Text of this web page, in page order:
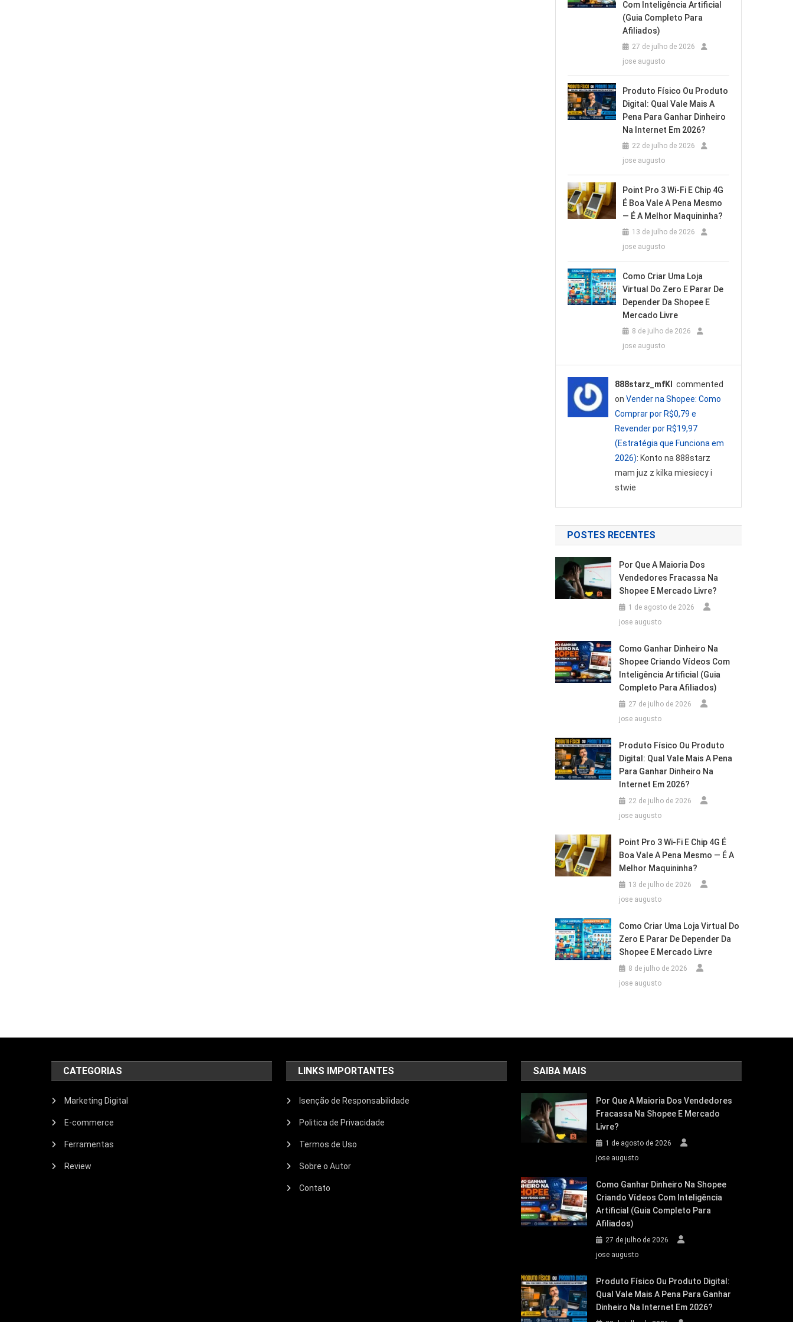
Com Inteligência Artificial
(Guia Completo Para
Afiliados)
27 de julho de 2026
jose augusto
Produto Físico Ou Produto
Digital: Qual Vale Mais A
Pena Para Ganhar Dinheiro
Na Internet Em 2026?
22 de julho de 2026
jose augusto
Point Pro 3 Wi‑Fi E Chip 4G
É Boa Vale A Pena Mesmo
— É A Melhor Maquininha?
13 de julho de 2026
jose augusto
Como Criar Uma Loja
Virtual Do Zero E Parar De
Depender Da Shopee E
Mercado Livre
8 de julho de 2026
jose augusto
888starz_mfKl
commented
on Vender na Shopee: Como
Comprar por R$0,79 e
Revender por R$19,97
(Estratégia que Funciona em
2026): Konto na 888starz
mam juz z kilka miesiecy i
stwie
POSTES RECENTES
Por Que A Maioria Dos
Vendedores Fracassa Na
Shopee E Mercado Livre?
1 de agosto de 2026
jose augusto
Como Ganhar Dinheiro Na
Shopee Criando Vídeos Com
Inteligência Artificial (Guia
Completo Para Afiliados)
27 de julho de 2026
jose augusto
Produto Físico Ou Produto
Digital: Qual Vale Mais A Pena
Para Ganhar Dinheiro Na
Internet Em 2026?
22 de julho de 2026
jose augusto
Point Pro 3 Wi‑Fi E Chip 4G É
Boa Vale A Pena Mesmo — É A
Melhor Maquininha?
13 de julho de 2026
jose augusto
Como Criar Uma Loja Virtual Do
Zero E Parar De Depender Da
Shopee E Mercado Livre
8 de julho de 2026
jose augusto
CATEGORIAS
Marketing Digital
E-commerce
Ferramentas
Review
LINKS IMPORTANTES
Isenção de Responsabilidade
Politica de Privacidade
Termos de Uso
Sobre o Autor
Contato
SAIBA MAIS
Por Que A Maioria Dos Vendedores
Fracassa Na Shopee E Mercado
Livre?
1 de agosto de 2026
jose augusto
Como Ganhar Dinheiro Na Shopee
Criando Vídeos Com Inteligência
Artificial (Guia Completo Para
Afiliados)
27 de julho de 2026
jose augusto
Produto Físico Ou Produto Digital:
Qual Vale Mais A Pena Para Ganhar
Dinheiro Na Internet Em 2026?